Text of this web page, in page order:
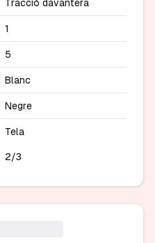
Tracció davantera
1
5
Blanc
Negre
Tela
2/3